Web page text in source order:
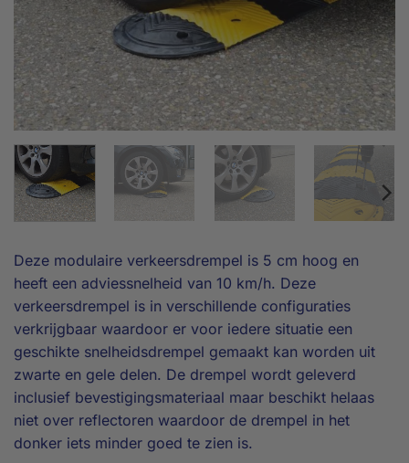
Deze modulaire verkeersdrempel is 5 cm hoog en
heeft een adviessnelheid van 10 km/h. Deze
verkeersdrempel is in verschillende configuraties
verkrijgbaar waardoor er voor iedere situatie een
geschikte snelheidsdrempel gemaakt kan worden uit
zwarte en gele delen. De drempel wordt geleverd
inclusief bevestigingsmateriaal maar beschikt helaas
niet over reflectoren waardoor de drempel in het
donker iets minder goed te zien is.